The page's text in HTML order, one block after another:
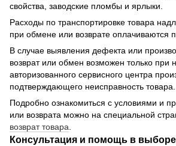
свойства, заводские пломбы и ярлыки.
Расходы по транспортировке товара
при обмене или возврате оплачиваются
В случае выявления дефекта или
возврат или обмен возможен только при
авторизованного сервисного центра
подтверждающего неисправность товара.
Подробно ознакомиться с условиями и
или возврата можно на специальной
возврат товара.
Консультация и помощь в